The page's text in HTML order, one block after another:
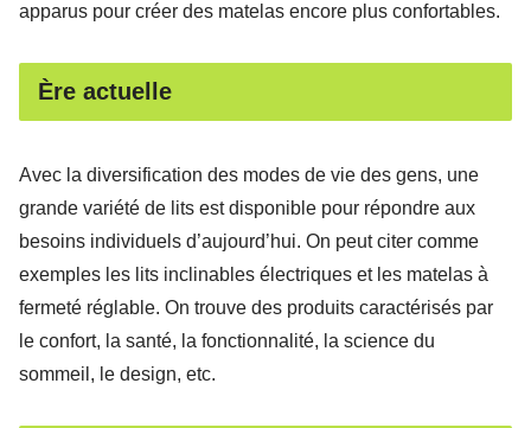
apparus pour créer des matelas encore plus confortables.
Ère actuelle
Avec la diversification des modes de vie des gens, une
grande variété de lits est disponible pour répondre aux
besoins individuels d’aujourd’hui. On peut citer comme
exemples les lits inclinables électriques et les matelas à
fermeté réglable. On trouve des produits caractérisés par
le confort, la santé, la fonctionnalité, la science du
sommeil, le design, etc.